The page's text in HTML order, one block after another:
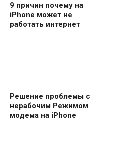
9 причин почему на
iPhone может не
работать интернет
Решение проблемы с
нерабочим Режимом
модема на iPhone